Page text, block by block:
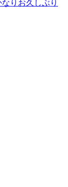
りお久しぶり